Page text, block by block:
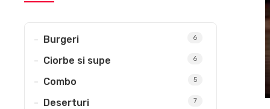
Burger vita premium + cartofi wedges
Burgeri 6
Ciorbe si supe 6
Combo 5
Deserturi 7